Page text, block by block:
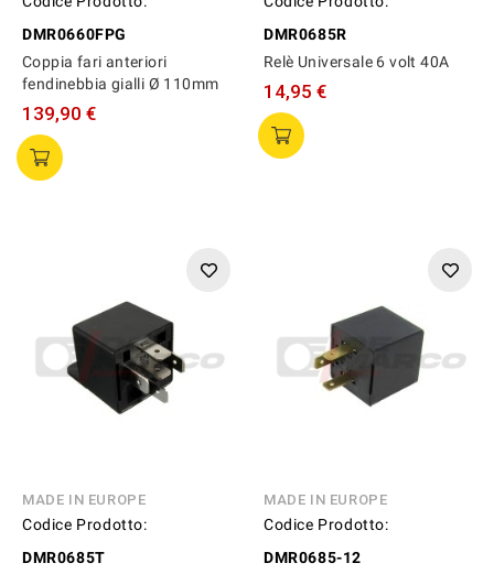
DMR0660FPG
Coppia fari anteriori
fendinebbia gialli Ø 110mm
139,90 €
DMR0685R
Relè Universale 6 volt 40A
14,95 €
MADE IN EUROPE
Codice Prodotto:
DMR0685T
MADE IN EUROPE
Codice Prodotto:
DMR0685-12